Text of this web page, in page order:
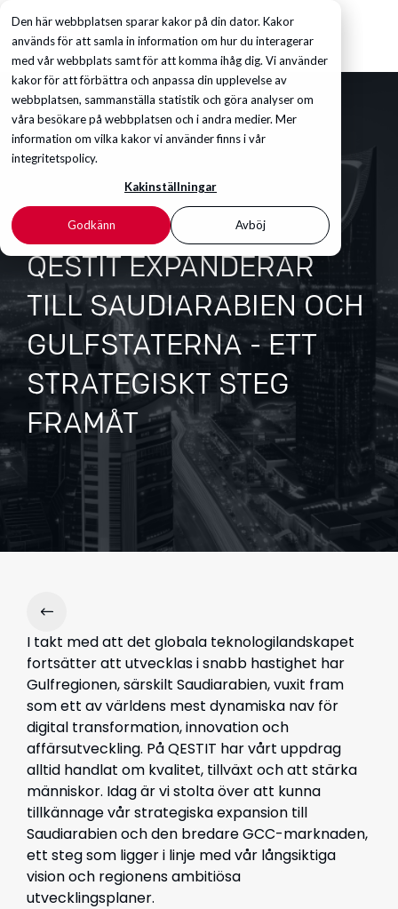
Den här webbplatsen sparar kakor på din dator. Kakor
används för att samla in information om hur du interagerar
med vår webbplats samt för att komma ihåg dig. Vi använder
kakor för att förbättra och anpassa din upplevelse av
webbplatsen, sammanställa statistik och göra analyser om
våra besökare på webbplatsen och i andra medier. Mer
information om vilka kakor vi använder finns i vår
integritetspolicy.
Kakinställningar
Godkänn Avböj
QESTIT EXPANDERAR
TILL SAUDIARABIEN OCH
GULFSTATERNA - ETT
STRATEGISKT STEG
FRAMÅT
I takt med att det globala teknologilandskapet
fortsätter att utvecklas i snabb hastighet har
Gulfregionen, särskilt Saudiarabien, vuxit fram
som ett av världens mest dynamiska nav för
digital transformation, innovation och
affärsutveckling. På QESTIT har vårt uppdrag
alltid handlat om kvalitet, tillväxt och att stärka
människor. Idag är vi stolta över att kunna
tillkännage vår strategiska expansion till
Saudiarabien och den bredare GCC-marknaden,
ett steg som ligger i linje med vår långsiktiga
vision och regionens ambitiösa
utvecklingsplaner.